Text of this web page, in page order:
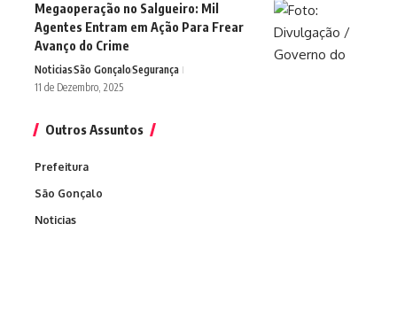
Megaoperação no Salgueiro: Mil
Agentes Entram em Ação Para Frear
Avanço do Crime
NoticiasSão GonçaloSegurança
11 de Dezembro, 2025
Outros Assuntos
Prefeitura
São Gonçalo
Noticias